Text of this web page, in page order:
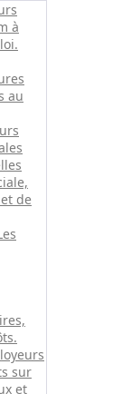
à
au
de
sur
et